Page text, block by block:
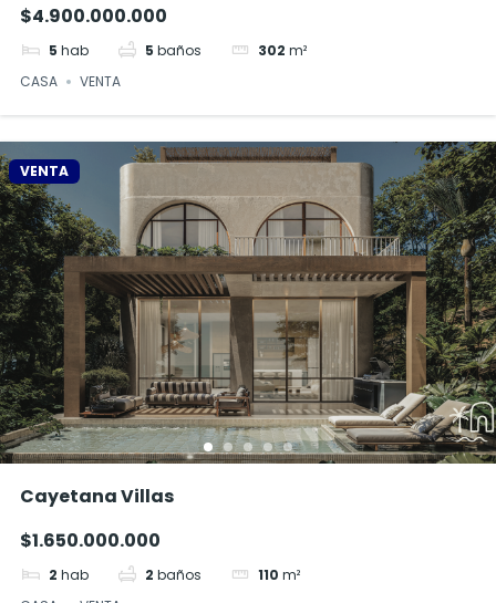
$4.900.000.000
5 hab 5 baños 302 m²
CASA
VENTA
VENTA
Cayetana Villas
$1.650.000.000
2 hab 2 baños 110 m²